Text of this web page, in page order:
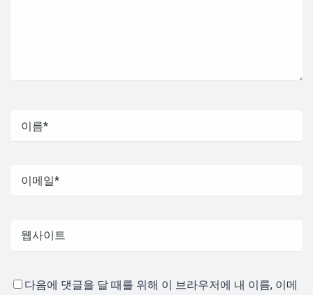
다음에 댓글을 달 때를 위해 이 브라우저에 내 이름, 이메